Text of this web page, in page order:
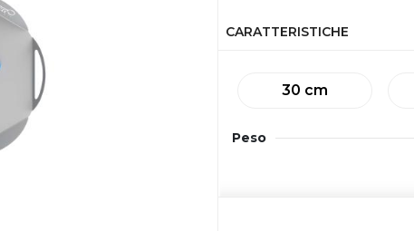
CARATTERISTICHE
30 cm
Peso